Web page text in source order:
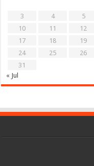
3
4 5
10
11 12
17
18 19
24
25 26
31
« Jul